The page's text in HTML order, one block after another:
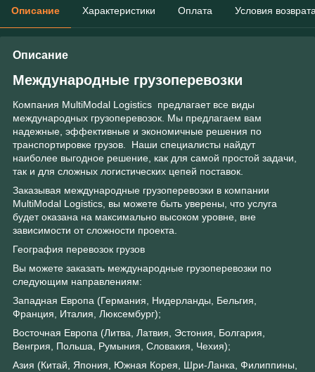
Описание Характеристики Оплата Условия
Описание
Международные грузоперевозки
Компания MultiModal Logistics предлагает все виды
международных грузоперевозок. Мы предлагаем вам
надежные, эффективные и экономичные решения по
транспортировке грузов. Наши специалисты найдут
наиболее выгодное решение, как для самой простой задачи,
так и для сложных логистических цепей поставок.
Заказывая международные грузоперевозки в компании
MultiModal Logistics, вы можете быть уверены, что услуга
будет оказана на максимально высоком уровне, вне
зависимости от сложности проекта.
География перевозок грузов
Вы можете заказать международные грузоперевозки по
следующим направлениям:
Западная Европа (Германия, Нидерланды, Бельгия,
Франция, Италия, Люксембург);
Восточная Европа (Литва, Латвия, Эстония, Болгария,
Венгрия, Польша, Румыния, Словакия, Чехия);
Азия (Китай, Япония, Южная Корея, Шри-Ланка, Филиппины,